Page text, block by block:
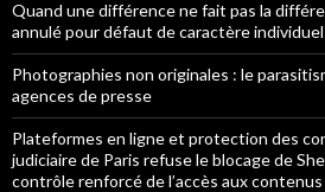
Quand une différence ne fait pas la
annulé pour défaut de caractère individuel
Photographies non originales : le
agences de presse
Plateformes en ligne et protection des
judiciaire de Paris refuse le blocage de
contrôle renforcé de l’accès aux